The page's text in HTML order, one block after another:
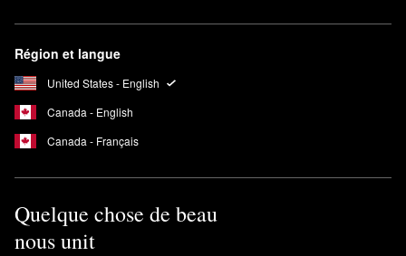
Région et langue
United States - English
Canada - English
Canada - Français
Quelque chose de beau
nous unit